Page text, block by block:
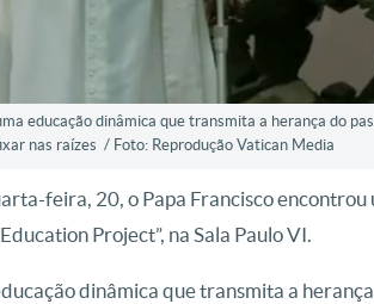
educação dinâmica que transmita a herança do
nas raízes / Foto: Reprodução Vatican Media
feira, 20, o Papa Francisco encontrou
Project”, na Sala Paulo VI.
dinâmica que transmita a